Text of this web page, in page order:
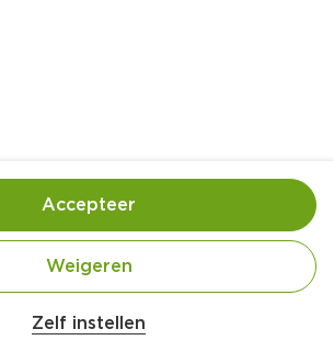
Bereiding
Zelf instellen
Weigeren
Accepteer